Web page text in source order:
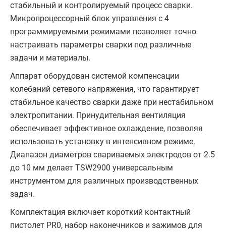
стабильный и контролируемый процесс сварки.
Микропроцессорный блок управления с 4
программируемыми режимами позволяет точно
настраивать параметры сварки под различные
задачи и материалы.
Аппарат оборудован системой компенсации
колебаний сетевого напряжения, что гарантирует
стабильное качество сварки даже при нестабильном
электропитании. Принудительная вентиляция
обеспечивает эффективное охлаждение, позволяя
использовать установку в интенсивном режиме.
Диапазон диаметров свариваемых электродов от 2.5
до 10 мм делает TSW2900 универсальным
инструментом для различных производственных
задач.
Комплектация включает короткий контактный
пистолет PR0, набор наконечников и зажимов для